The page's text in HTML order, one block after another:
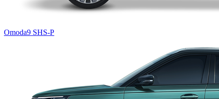
Omoda9 SHS-P